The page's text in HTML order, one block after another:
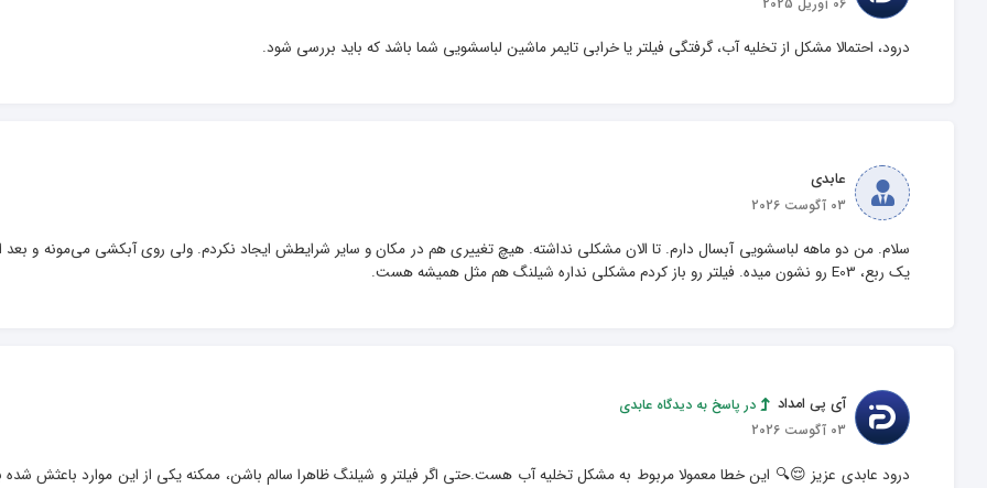
درود، احتمالا مشکل از تخلیه آب، گرفتگی فیلتر یا خرابی تایمر ماشین لباسشویی شما باشد که باید بررسی شود.
عابدی
03 آگوست 2026
سلام. من دو ماهه لباسشویی آبسال دارم. تا الان مشکلی نداشته. هیچ تغییری هم در مکان
یک ربع، E03 رو نشون میده. فیلتر رو باز کردم مشکلی نداره شیلنگ هم مثل همیشه هست.
آی پی امداد
در پاسخ به دیدگاه عابدی
03 آگوست 2026
درود عابدی عزیز 😌🔍 این خطا معمولا مربوط به مشکل تخلیه آب هست.حتی اگر فیلتر و شیلنگ ظاهرا سالم باشن، ممکنه یکی از این موارد باعثش شده